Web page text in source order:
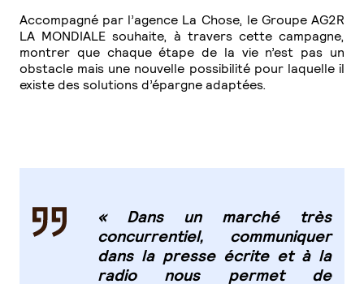
Accompagné par l’agence La Chose, le Groupe AG2R
LA MONDIALE souhaite, à travers cette campagne,
montrer que chaque étape de la vie n’est pas un
obstacle mais une nouvelle possibilité pour laquelle il
existe des solutions d’épargne adaptées.
« Dans un marché très
concurrentiel, communiquer
dans la presse écrite et à la
radio nous permet de